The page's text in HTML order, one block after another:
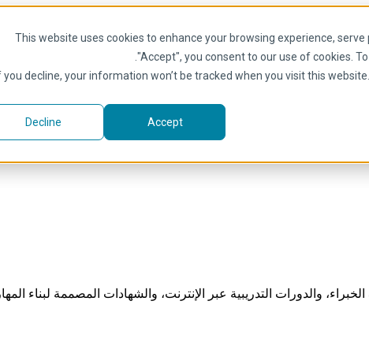
This website uses cookies to enhance your browsing experience,
"Accept", you consent to our use of cookies.
you decline, your information won’t be tracked when you visit this
Accept
Decline